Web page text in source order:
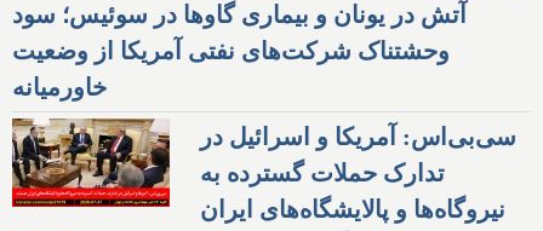
آتش در یونان و بیماری گاوها در سوئیس؛ سود
وحشتناک شرکت‌های نفتی آمریکا از وضعیت
خاورمیانه
سی‌بی‌اس: آمریکا و اسرائیل در
تدارک حملات گسترده به
نیروگاه‌ها و پالایشگاه‌های ایران